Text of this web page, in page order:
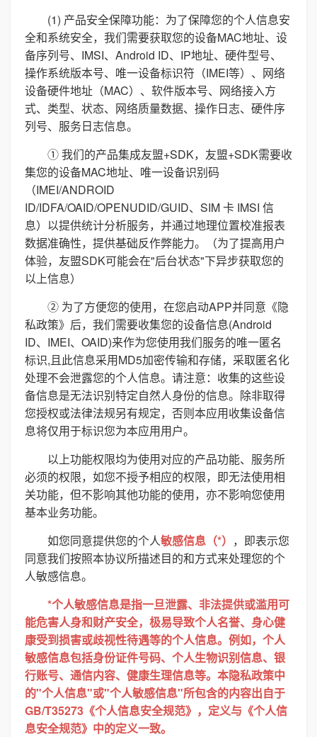
(1) 产品安全保障功能：为了保障您的个人信息安
全和系统安全，我们需要获取您的设备MAC地址、设
备序列号、IMSI、Android ID、IP地址、硬件型号、
操作系统版本号、唯一设备标识符（IMEI等）、网络
设备硬件地址（MAC）、软件版本号、网络接入方
式、类型、状态、网络质量数据、操作日志、硬件序
列号、服务日志信息。
① 我们的产品集成友盟+SDK，友盟+SDK需要收
集您的设备MAC地址、唯一设备识别码
（IMEI/ANDROID
ID/IDFA/OAID/OPENUDID/GUID、SIM 卡 IMSI 信
息）以提供统计分析服务，并通过地理位置校准报表
数据准确性，提供基础反作弊能力。（为了提高用户
体验，友盟SDK可能会在"后台状态"下异步获取您的
以上信息）
② 为了方便您的使用，在您启动APP并同意《隐
私政策》后，我们需要收集您的设备信息(Android
ID、IMEI、OAID)来作为您使用我们服务的唯一匿名
标识,且此信息采用MD5加密传输和存储，采取匿名化
处理不会泄露您的个人信息。请注意：收集的这些设
备信息是无法识别特定自然人身份的信息。除非取得
您授权或法律法规另有规定，否则本应用收集设备信
息将仅用于标识您为本应用用户。
以上功能权限均为使用对应的产品功能、服务所
必须的权限，如您不授予相应的权限，即无法使用相
关功能，但不影响其他功能的使用，亦不影响您使用
基本业务功能。
如您同意提供您的个人敏感信息（*） ，即表示您
同意我们按照本协议所描述目的和方式来处理您的个
人敏感信息。
*个人敏感信息是指一旦泄露、非法提供或滥用可
能危害人身和财产安全，极易导致个人名誉、身心健
康受到损害或歧视性待遇等的个人信息。例如，个人
敏感信息包括身份证件号码、个人生物识别信息、银
行账号、通信内容、健康生理信息等。本隐私政策中
的"个人信息"或"个人敏感信息"所包含的内容出自于
GB/T35273《个人信息安全规范》，定义与《个人信
息安全规范》中的定义一致。